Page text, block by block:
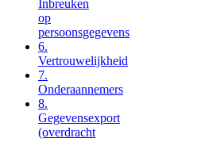
Inbreuken
op
persoonsgegevens
6.
Vertrouwelijkheid
7.
Onderaannemers
8.
Gegevensexport
(overdracht